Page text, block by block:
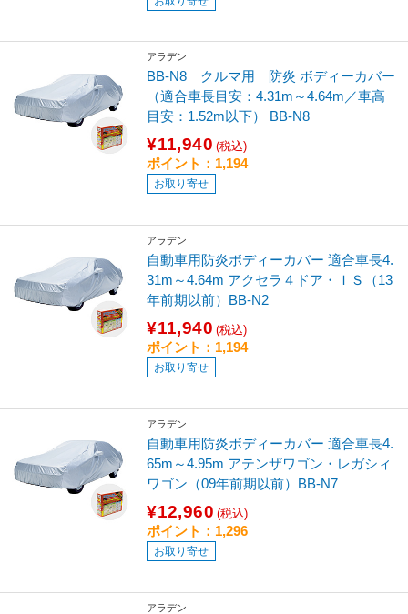
アラデン
BB-N8 クルマ用 防炎 ボディーカバー
（適合車長目安：4.31m～4.64m／車高
目安：1.52m以下） BB-N8
¥11,940 (税込)
ポイント：1,194
お取り寄せ
アラデン
自動車用防炎ボディーカバー 適合車長4.
31m～4.64m アクセラ４ドア・ＩＳ（13
年前期以前）BB-N2
¥11,940 (税込)
ポイント：1,194
お取り寄せ
アラデン
自動車用防炎ボディーカバー 適合車長4.
65m～4.95m アテンザワゴン・レガシィ
ワゴン（09年前期以前）BB-N7
¥12,960 (税込)
ポイント：1,296
お取り寄せ
アラデン